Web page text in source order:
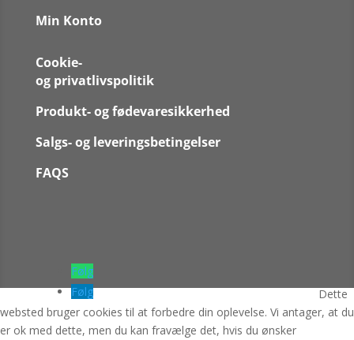
Min Konto
Cookie-
og privatlivspolitik
Produkt- og fødevaresikkerhed
Salgs- og leveringsbetingelser
FAQS
Følg
Følg
Dette
websted bruger cookies til at forbedre din oplevelse. Vi antager, at du
er ok med dette, men du kan fravælge det, hvis du ønsker